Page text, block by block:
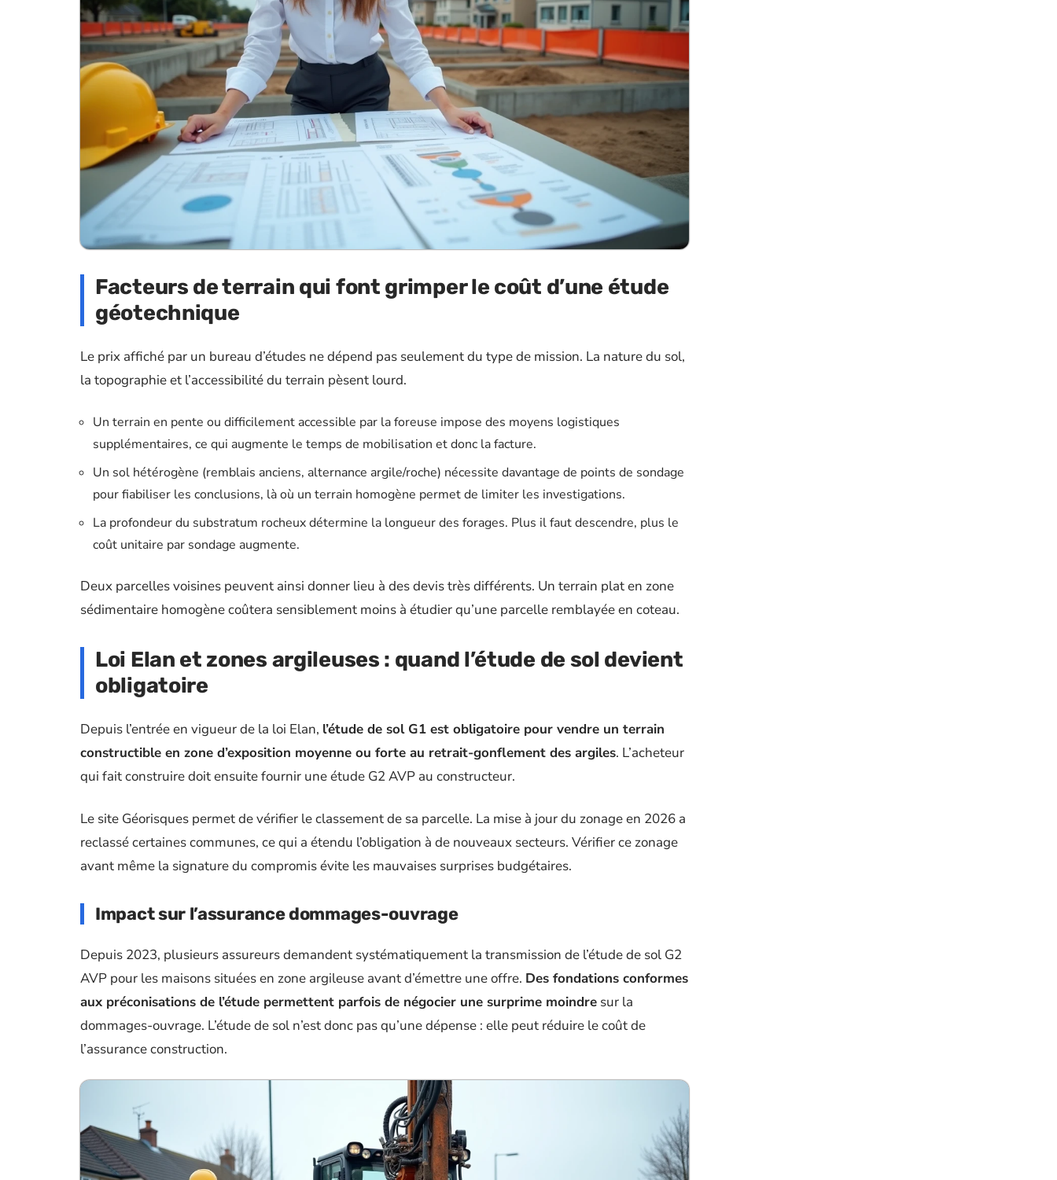
Facteurs de terrain qui font grimper le coût d’une étude
géotechnique
Le prix affiché par un bureau d’études ne dépend pas seulement du type de mission. La nature du sol,
la topographie et l’accessibilité du terrain pèsent lourd.
Un terrain en pente ou difficilement accessible par la foreuse impose des moyens logistiques
supplémentaires, ce qui augmente le temps de mobilisation et donc la facture.
Un sol hétérogène (remblais anciens, alternance argile/roche) nécessite davantage de points de sondage
pour fiabiliser les conclusions, là où un terrain homogène permet de limiter les investigations.
La profondeur du substratum rocheux détermine la longueur des forages. Plus il faut descendre, plus le
coût unitaire par sondage augmente.
Deux parcelles voisines peuvent ainsi donner lieu à des devis très différents. Un terrain plat en zone
sédimentaire homogène coûtera sensiblement moins à étudier qu’une parcelle remblayée en coteau.
Loi Elan et zones argileuses : quand l’étude de sol devient
obligatoire
Depuis l’entrée en vigueur de la loi Elan, l’étude de sol G1 est obligatoire pour vendre un terrain
constructible en zone d’exposition moyenne ou forte au retrait-gonflement des argiles. L’acheteur
qui fait construire doit ensuite fournir une étude G2 AVP au constructeur.
Le site Géorisques permet de vérifier le classement de sa parcelle. La mise à jour du zonage en 2026 a
reclassé certaines communes, ce qui a étendu l’obligation à de nouveaux secteurs. Vérifier ce zonage
avant même la signature du compromis évite les mauvaises surprises budgétaires.
Impact sur l’assurance dommages-ouvrage
Depuis 2023, plusieurs assureurs demandent systématiquement la transmission de l’étude de sol G2
AVP pour les maisons situées en zone argileuse avant d’émettre une offre. Des fondations conformes
aux préconisations de l’étude permettent parfois de négocier une surprime moindre sur la
dommages-ouvrage. L’étude de sol n’est donc pas qu’une dépense : elle peut réduire le coût de
l’assurance construction.